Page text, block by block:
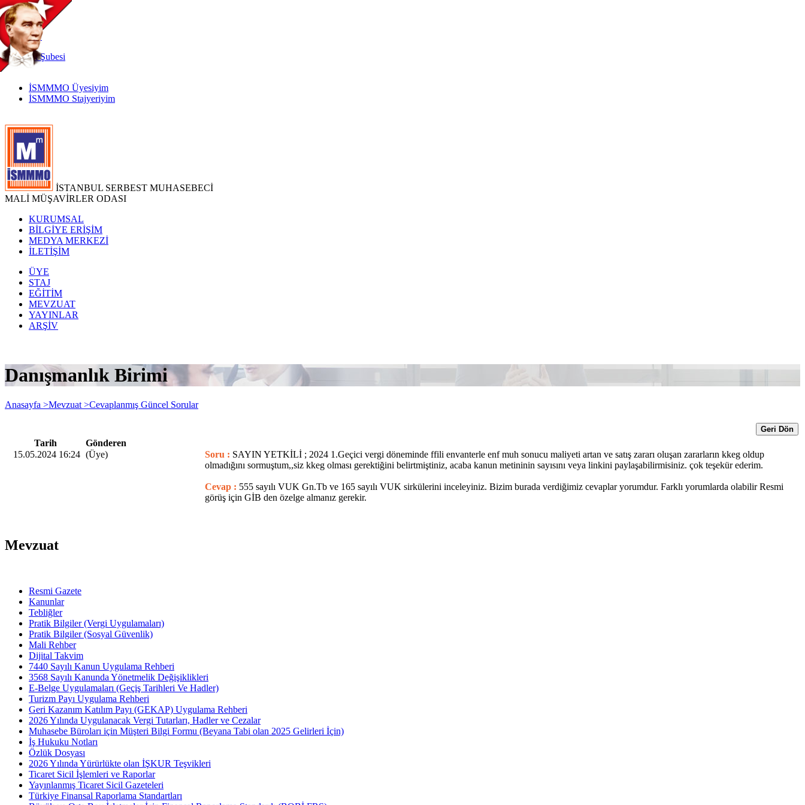
TR
|
EN
İnternetŞubesi
İSMMMO Üyesiyim
İSMMMO Stajyeriyim
İSTANBUL SERBEST MUHASEBECİ
MALİ MÜŞAVİRLER ODASI
KURUMSAL
BİLGİYE ERİŞİM
MEDYA MERKEZİ
İLETİŞİM
ÜYE
STAJ
EĞİTİM
MEVZUAT
YAYINLAR
ARŞİV
Danışmanlık Birimi
Anasayfa >Mevzuat >Cevaplanmış Güncel Sorular
Geri Dön
Tarih
Gönderen
15.05.2024 16:24 (Üye) Soru : SAYIN YETKİLİ ; 2024 1.Geçici vergi döneminde ffili envanterle enf muh sonucu maliyeti artan ve satış zararı oluşan zararların kkeg oldup
olmadığını sormuştum,,siz kkeg olması gerektiğini belirtmiştiniz, acaba kanun metininin sayısını veya linkini paylaşabilirmisiniz. çok teşekür ederim.
Cevap : 555 sayılı VUK Gn.Tb ve 165 sayılı VUK sirkülerini inceleyiniz. Bizim burada verdiğimiz cevaplar yorumdur. Farklı yorumlarda olabilir Resmi
görüş için GİB den özelge almanız gerekir.
Mevzuat
Resmi Gazete
Kanunlar
Tebliğler
Pratik Bilgiler (Vergi Uygulamaları)
Pratik Bilgiler (Sosyal Güvenlik)
Mali Rehber
Dijital Takvim
7440 Sayılı Kanun Uygulama Rehberi
3568 Sayılı Kanunda Yönetmelik Değişiklikleri
E-Belge Uygulamaları (Geçiş Tarihleri Ve Hadler)
Turizm Payı Uygulama Rehberi
Geri Kazanım Katılım Payı (GEKAP) Uygulama Rehberi
2026 Yılında Uygulanacak Vergi Tutarları, Hadler ve Cezalar
Muhasebe Büroları için Müşteri Bilgi Formu (Beyana Tabi olan 2025 Gelirleri İçin)
İş Hukuku Notları
Özlük Dosyası
2026 Yılında Yürürlükte olan İŞKUR Teşvikleri
Ticaret Sicil İşlemleri ve Raporlar
Yayınlanmış Ticaret Sicil Gazeteleri
Türkiye Finansal Raporlama Standartları